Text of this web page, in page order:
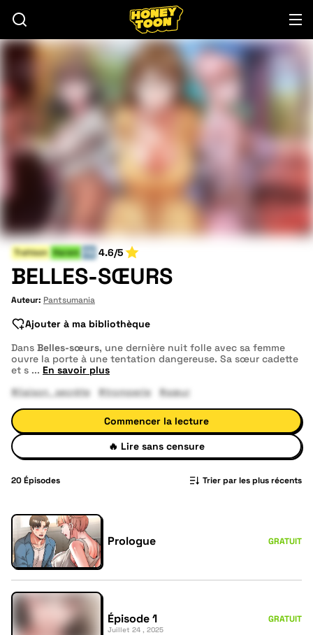
Trahison Harem 4.6/5
BELLES-SŒURS
Auteur: Pantsumania
Ajouter à ma bibliothèque
Dans Belles-sœurs, une dernière nuit folle avec sa femme
ouvre la porte à une tentation dangereuse. Sa sœur cadette
et s ... En savoir plus
#liaison_secrète
#tromperie #sœur
Commencer la lecture
🔥 Lire sans censure
20Épisodes Trier par les plus récents
Prologue GRATUIT
Épisode 1
Juillet 24 , 2025
GRATUIT